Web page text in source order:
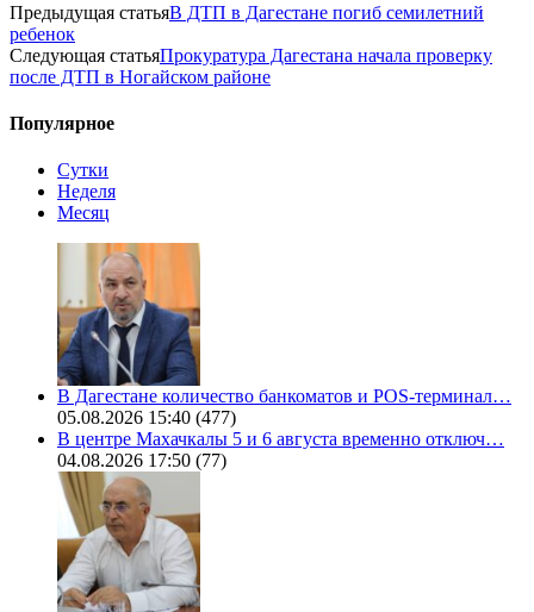
Предыдущая статьяВ ДТП в Дагестане погиб семилетний
ребенок
Следующая статьяПрокуратура Дагестана начала проверку
после ДТП в Ногайском районе
Популярное
Сутки
Неделя
Месяц
В Дагестане количество банкоматов и POS-терминал…
05.08.2026 15:40 (477)
В центре Махачкалы 5 и 6 августа временно отключ…
04.08.2026 17:50 (77)